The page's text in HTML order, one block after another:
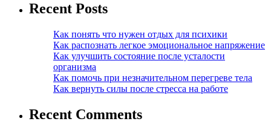
Recent Posts
Как понять что нужен отдых для психики
Как распознать легкое эмоциональное напряжение
Как улучшить состояние после усталости
организма
Как помочь при незначительном перегреве тела
Как вернуть силы после стресса на работе
Recent Comments